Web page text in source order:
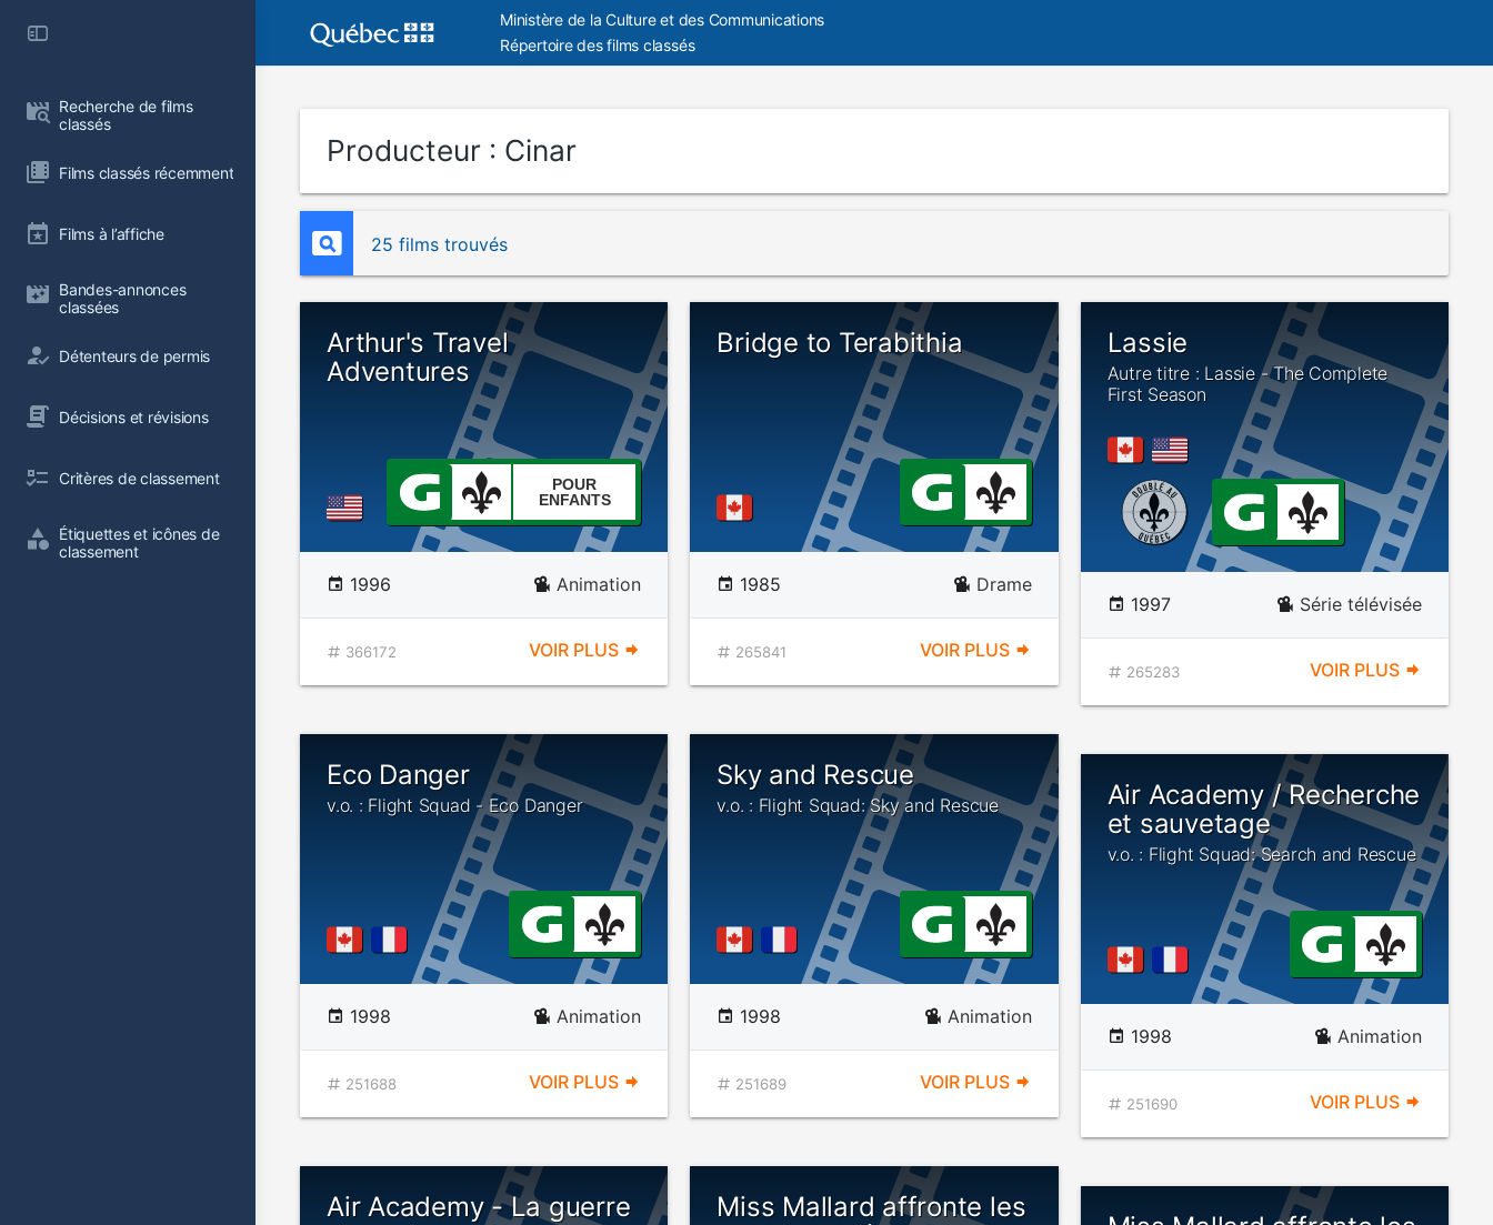
Recherche de films
classés
Films classés récemment
Films à l’affiche
Bandes-annonces
classées
Détenteurs de permis
Décisions et révisions
Critères de classement
Étiquettes et icônes de
classement
Ministère de la Culture et des Communications
Répertoire des films classés
Producteur : Cinar
25 films trouvés
Arthur's Travel
Adventures
POUR
ENFANTS
1996 Animation
366172 VOIR PLUS
Bridge to Terabithia
1985 Drame
265841 VOIR PLUS
Lassie
Autre titre : Lassie - The Complete
First Season
1997 Série télévisée
265283 VOIR PLUS
Eco Danger
v.o. : Flight Squad - Eco Danger
1998 Animation
251688 VOIR PLUS
Sky and Rescue
v.o. : Flight Squad: Sky and Rescue
1998 Animation
251689 VOIR PLUS
Air Academy / Recherche
et sauvetage
v.o. : Flight Squad: Search and Rescue
1998 Animation
251690 VOIR PLUS
Air Academy - La guerre
Miss Mallard affronte les